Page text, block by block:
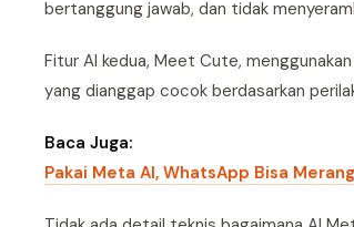
bertanggung jawab, dan tidak
Fitur AI kedua, Meet Cute,
yang dianggap cocok berdasarkan
Baca Juga:
Pakai Meta AI, WhatsApp Bisa